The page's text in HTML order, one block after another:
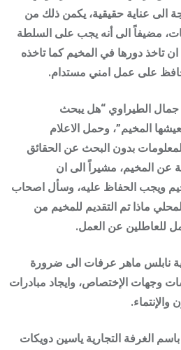
بحاجة الى عناية حقيقية، يكمن ذلك من
مضيفاً الى أنه يجب على السلطة
ان تاخذ دورها في المخيم كما تاخذه
على عمل امني مستدام.
الطيراوي “هل يبحث
المخيم”، وحمل الاعلام
بدون البحث عن الحقائق
عن المخيم، مشيراً الى ان
ويجب الحفاظ عليه، وسأل اصحاب
ماذا تم التقديم للمخيم من
للعاطلين عن العمل.
نابلس ماهر عرفات الى ضرورة
وجهات الإختصاص، وايجاد مبادرات
والإنتماء.
الغرفة التجارية ياسين دويكات